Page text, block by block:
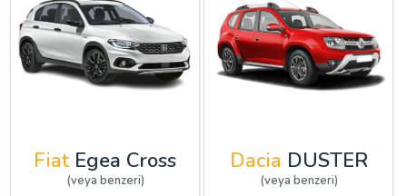
FiatEgea Cross
(veya benzeri)
Dacia DUSTER
(veya benzeri)